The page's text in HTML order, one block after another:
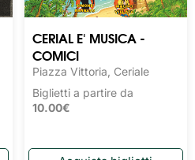
CERIAL E' MUSICA -
COMICI
Piazza Vittoria, Ceriale
Biglietti a partire da
10.00€